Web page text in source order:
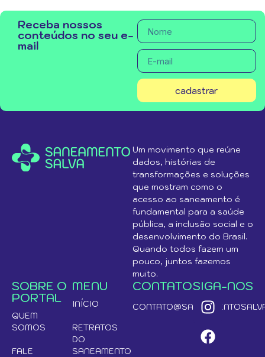
Receba nossos
conteúdos no seu e-
mail
cadastrar
Um movimento que reúne
dados, histórias de
transformações e soluções
que mostram como o
acesso ao saneamento é
fundamental para a saúde
pública, a inclusão social e o
desenvolvimento do Brasil.
Quando todos fazem um
pouco, juntos fazemos
muito.
SOBRE O
PORTAL
QUEM
SOMOS
FALE
MENU
INÍCIO
RETRATOS
DO
SANEAMENTO
CONTATOSIGA-NOS